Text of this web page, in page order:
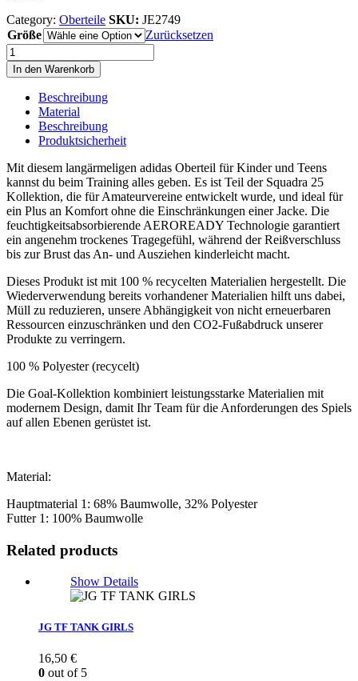
Category: Oberteile SKU: JE2749
Größe
Zurücksetzen
SQ25
TR
TOP
Menge
In den Warenkorb
Beschreibung
Material
Beschreibung
Produktsicherheit
Mit diesem langärmeligen adidas Oberteil für Kinder und Teens
kannst du beim Training alles geben. Es ist Teil der Squadra 25
Kollektion, die für Amateurvereine entwickelt wurde, und ideal für
ein Plus an Komfort ohne die Einschränkungen einer Jacke. Die
feuchtigkeitsabsorbierende AEROREADY Technologie garantiert
ein angenehm trockenes Tragegefühl, während der Reißverschluss
bis zur Brust das An- und Ausziehen kinderleicht macht.
Dieses Produkt ist mit 100 % recycelten Materialien hergestellt. Die
Wiederverwendung bereits vorhandener Materialien hilft uns dabei,
Müll zu reduzieren, unsere Abhängigkeit von nicht erneuerbaren
Ressourcen einzuschränken und den CO2-Fußabdruck unserer
Produkte zu verringern.
100 % Polyester (recycelt)
Die Goal-Kollektion kombiniert leistungsstarke Materialien mit
modernem Design, damit Ihr Team für die Anforderungen des Spiels
auf allen Ebenen gerüstet ist.
Material:
Hauptmaterial 1: 68% Baumwolle, 32% Polyester
Futter 1: 100% Baumwolle
Related products
Show Details
JG TF TANK GIRLS
16,50 €
0 out of 5